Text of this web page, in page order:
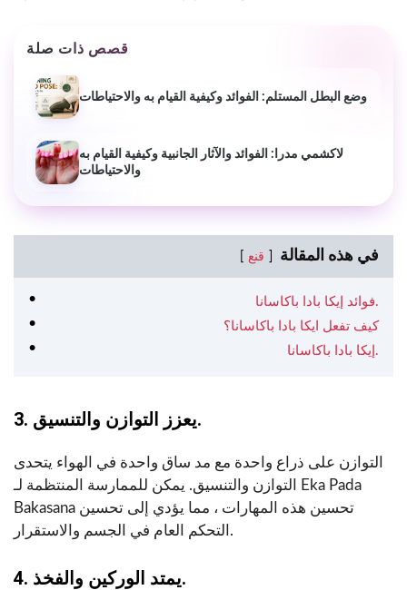
قصص ذات صلة
وضع البطل المستلم: الفوائد وكيفية القيام به والاحتياطات
لاكشمي مدرا: الفوائد والآثار الجانبية وكيفية القيام به
والاحتياطات
في هذه المقالة قنع
فوائد إيكا بادا باكاسانا.
كيف تفعل ايكا بادا باكاسانا؟
إيكا بادا باكاسانا.
3. يعزز التوازن والتنسيق.
التوازن على ذراع واحدة مع مد ساق واحدة في الهواء يتحدى
التوازن والتنسيق. يمكن للممارسة المنتظمة لـ Eka Pada
Bakasana تحسين هذه المهارات ، مما يؤدي إلى تحسين
التحكم العام في الجسم والاستقرار.
4. يمتد الوركين والفخذ.